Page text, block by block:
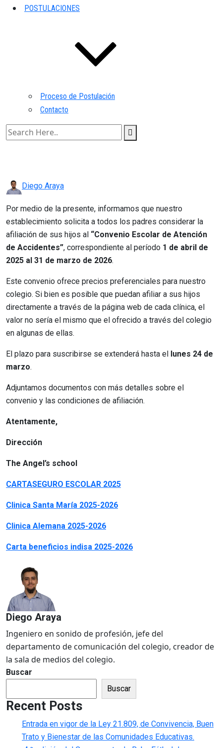
POSTULACIONES
Proceso de Postulación
Contacto
Diego Araya
Por medio de la presente, informamos que nuestro
establecimiento solicita a todos los padres considerar la
afiliación de sus hijos al “Convenio Escolar de Atención
de Accidentes”, correspondiente al período 1 de abril de
2025 al 31 de marzo de 2026.
Este convenio ofrece precios preferenciales para nuestro
colegio. Si bien es posible que puedan afiliar a sus hijos
directamente a través de la página web de cada clínica, el
valor no sería el mismo que el ofrecido a través del colegio
en algunas de ellas.
El plazo para suscribirse se extenderá hasta el lunes 24 de
marzo.
Adjuntamos documentos con más detalles sobre el
convenio y las condiciones de afiliación.
Atentamente,
Dirección
The Angel’s school
CARTASEGURO ESCOLAR 2025
Clinica Santa María 2025-2026
Clinica Alemana 2025-2026
Carta beneficios indisa 2025-2026
Diego Araya
Ingeniero en sonido de profesión, jefe del
departamento de comunicación del colegio, creador de
la sala de medios del colegio.
Buscar
Buscar
Recent Posts
Entrada en vigor de la Ley 21.809, de Convivencia, Buen
Trato y Bienestar de las Comunidades Educativas.